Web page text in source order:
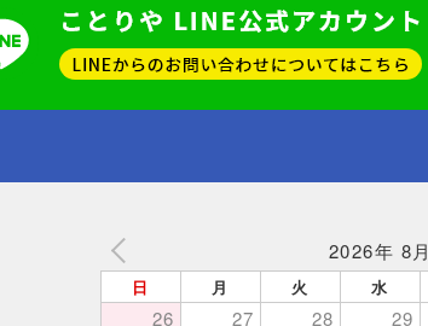
2026年 8月
日 月 火 水
26 27 28 29